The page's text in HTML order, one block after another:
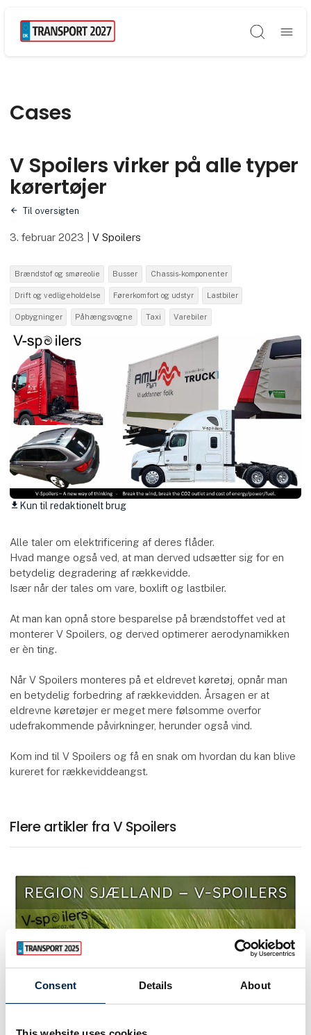
Consent Details About
Søg
Cases
V Spoilers virker på alle typer
kørertøjer
Til oversigten
3. februar 2023 |V Spoilers
Brændstof og smøreolie Busser Chassis-komponenter
Drift og vedligeholdelse Førerkomfort og udstyr Lastbiler
Opbygninger Påhængsvogne Taxi Varebiler
download Kun til redaktionelt brug
Alle taler om elektrificering af deres flåder.
Hvad mange også ved, at man derved udsætter sig for en
betydelig degradering af rækkevidde.
Især når der tales om vare, boxlift og lastbiler.
At man kan opnå store besparelse på brændstoffet ved at
monterer V Spoilers, og derved optimerer aerodynamikken
er èn ting.
Når V Spoilers monteres på et eldrevet køretøj, opnår man
en betydelig forbedring af rækkevidden. Årsagen er at
eldrevne køretøjer er meget mere følsomme overfor
udefrakommende påvirkninger, herunder også vind.
Kom ind til V Spoilers og få en snak om hvordan du kan blive
kureret for rækkeviddeangst.
Flere artikler fra V Spoilers